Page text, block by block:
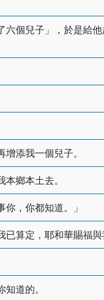
個兒子」，於是給
添我一個兒子。
鄉本土去。
，你都知道。」
算定，耶和華賜福與
道的。